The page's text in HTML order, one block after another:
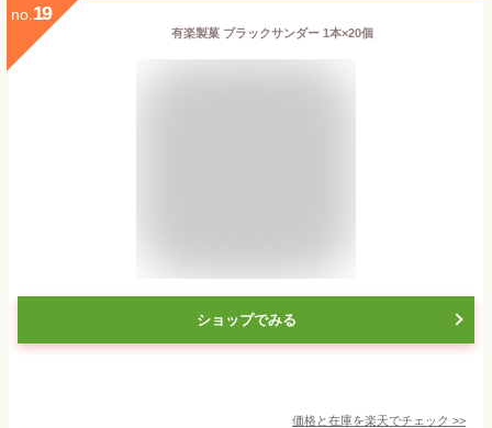
no. 19
有楽製菓 ブラックサンダー 1本×20個
ショップでみる
価格と在庫を楽天でチェック >>